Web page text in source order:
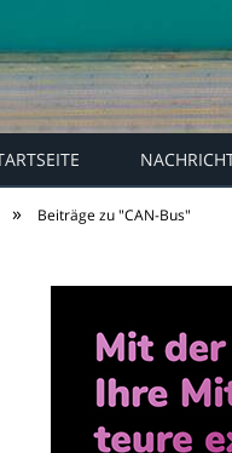
» Beiträge zu "CAN-Bus"